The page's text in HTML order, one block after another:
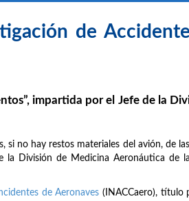
de
impartida por el Jefe de la
si no hay restos materiales del avión, de
la División de Medicina Aeronáutica de
de Aeronaves (INACCaero), título